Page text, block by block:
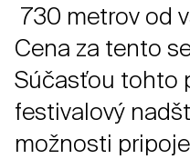
730 metrov od
Cena za tento
Súčasťou tohto
festivalový
možnosti